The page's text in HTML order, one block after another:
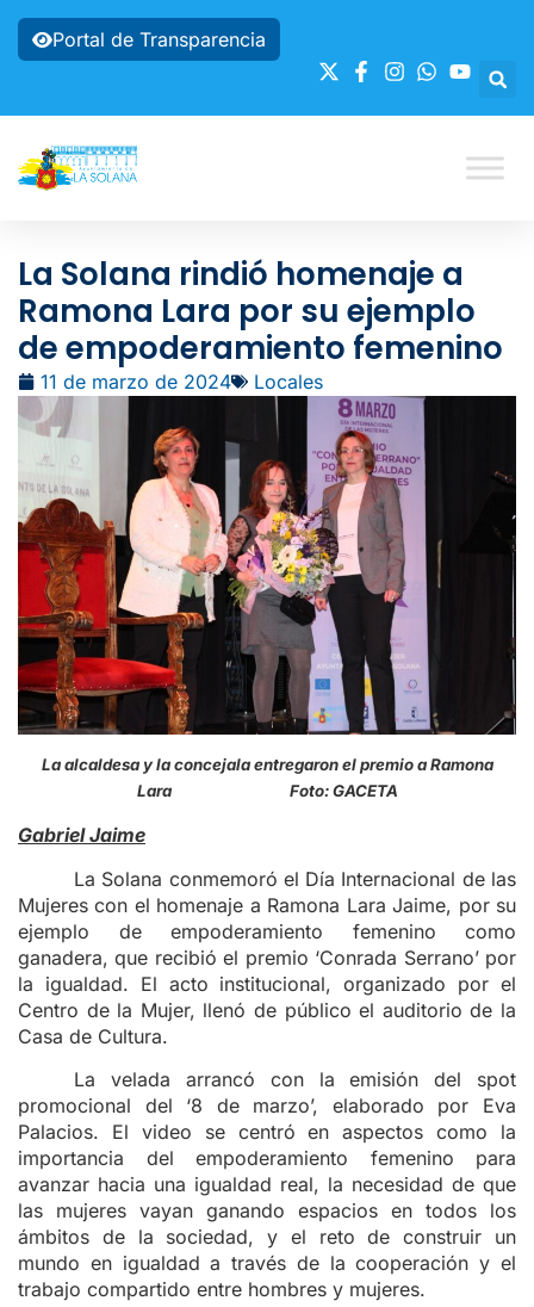
Portal de Transparencia
La Solana rindió homenaje a
Ramona Lara por su ejemplo
de empoderamiento femenino
11 de marzo de 2024 Locales
La alcaldesa y la concejala entregaron el premio a Ramona
Lara Foto: GACETA
Gabriel Jaime
La Solana conmemoró el Día Internacional de las
Mujeres con el homenaje a Ramona Lara Jaime, por su
ejemplo de empoderamiento femenino como
ganadera, que recibió el premio ‘Conrada Serrano’ por
la igualdad. El acto institucional, organizado por el
Centro de la Mujer, llenó de público el auditorio de la
Casa de Cultura.
La velada arrancó con la emisión del spot
promocional del ‘8 de marzo’, elaborado por Eva
Palacios. El video se centró en aspectos como la
importancia del empoderamiento femenino para
avanzar hacia una igualdad real, la necesidad de que
las mujeres vayan ganando espacios en todos los
ámbitos de la sociedad, y el reto de construir un
mundo en igualdad a través de la cooperación y el
trabajo compartido entre hombres y mujeres.